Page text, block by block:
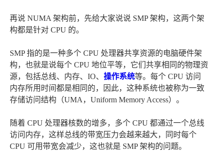
再说 NUMA 架构前，先给大家说说 SMP 架构，这两个架
构都是针对 CPU 的。
SMP 指的是一种多个 CPU 处理器共享资源的电脑硬件架
构，也就是说每个 CPU 地位平等，它们共享相同的物理资
源，包括总线、内存、IO、 操作系统等。每个 CPU 访问
内存所用时间都是相同的，因此，这种系统也被称为一致
存储访问结构（UMA，Uniform Memory Access）。
随着 CPU 处理器核数的增多，多个 CPU 都通过一个总线
访问内存，这样总线的带宽压力会越来越大，同时每个
CPU 可用带宽会减少，这也就是 SMP 架构的问题。